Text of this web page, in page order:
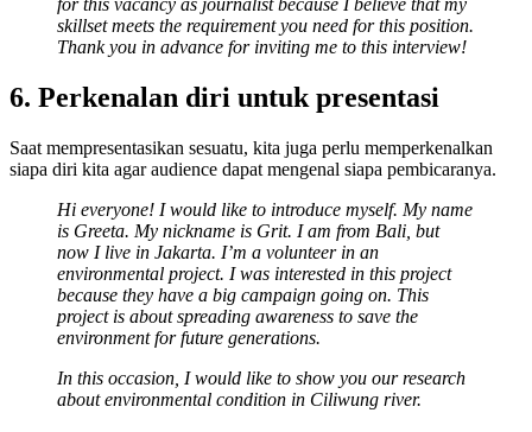
skillset meets the requirement you need for this position.
Thank you in advance for inviting me to this interview!
6. Perkenalan diri untuk presentasi
Saat mempresentasikan sesuatu, kita juga perlu memperkenalkan
siapa diri kita agar audience dapat mengenal siapa pembicaranya.
Hi everyone! I would like to introduce myself. My name
is Greeta. My nickname is Grit. I am from Bali, but
now I live in Jakarta. I’m a volunteer in an
environmental project. I was interested in this project
because they have a big campaign going on. This
project is about spreading awareness to save the
environment for future generations.
In this occasion, I would like to show you our research
about environmental condition in Ciliwung river.